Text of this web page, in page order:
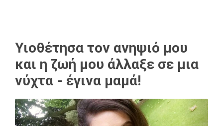
Υιοθέτησα τον ανηψιό μου
και η ζωή μου άλλαξε σε μια
νύχτα - έγινα μαμά!